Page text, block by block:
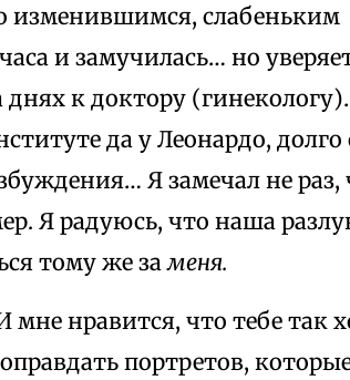
изменившимся, слабеньким
и замучилась… но
днях к доктору
да у Леонардо, долго
Я замечал не
Я радуюсь, что наша
тому же заменя.
нравится, что тебе так
портретов,